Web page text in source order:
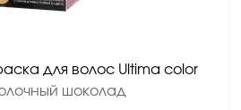
для волос Ultima color
шоколад